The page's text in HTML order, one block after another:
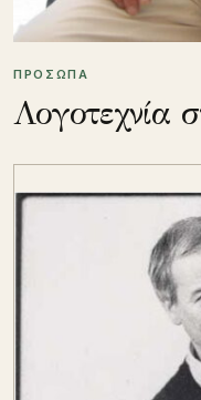
ΠΡΟΣΩΠΑ
Λογοτεχνία